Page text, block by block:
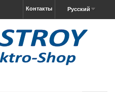
Русский
Контакты